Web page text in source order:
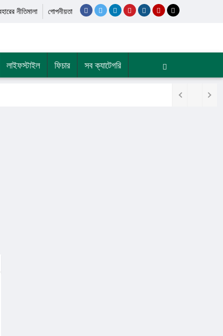
নীতিমালা গোপনীয়তা
লাইফস্টাইল ফিচার সব ক্যাটেগরি